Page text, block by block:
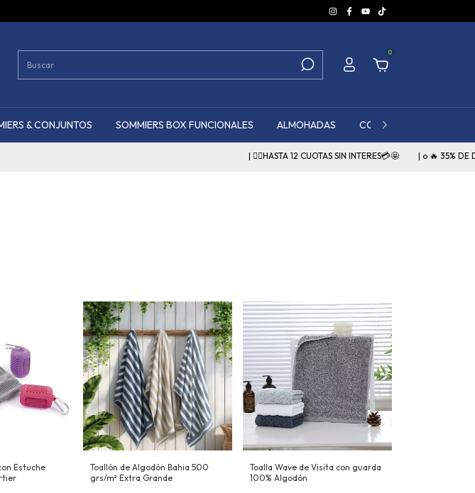
0
& CONJUNTOS SOMMIERS BOX FUNCIONALES ALMOHADAS COSTOS FLETE EN
| 👉🏻HASTA 12 CUOTAS SIN INTERES💳🤩 | o 🔥 35% DE DESCUENTO EXTRA
Estuche
Toallón de Algodón Bahia 500
grs/m² Extra Grande
Toalla Wave de Visita con guarda
100% Algodón